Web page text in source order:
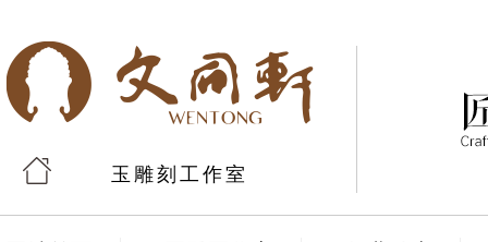
玉雕刻工作室